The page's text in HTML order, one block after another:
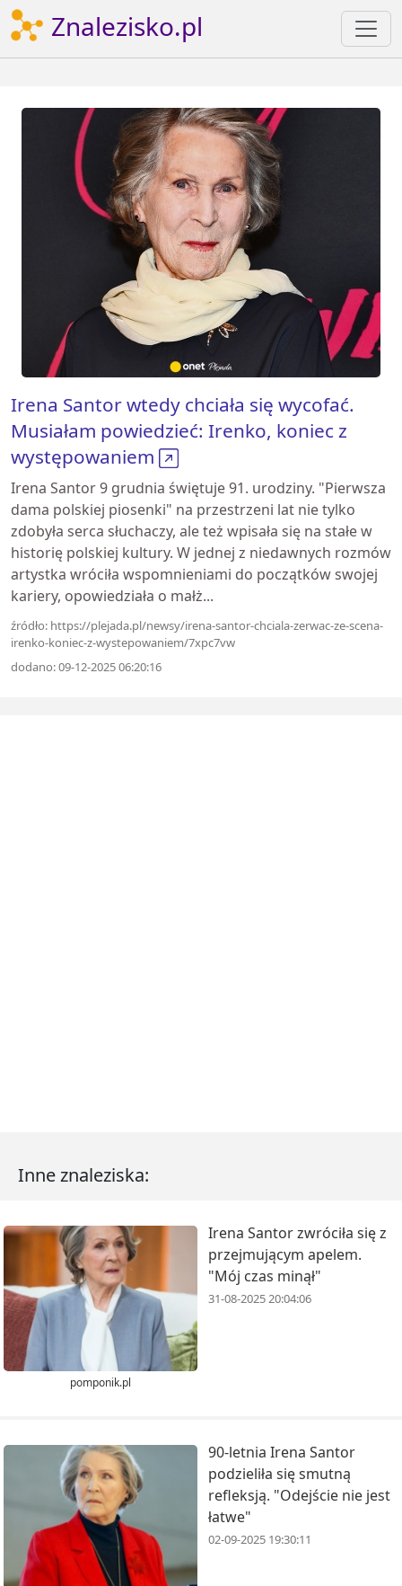
Znalezisko.pl
Irena Santor wtedy chciała się wycofać.
Musiałam powiedzieć: Irenko, koniec z
występowaniem
Irena Santor 9 grudnia świętuje 91. urodziny. "Pierwsza
dama polskiej piosenki" na przestrzeni lat nie tylko
zdobyła serca słuchaczy, ale też wpisała się na stałe w
historię polskiej kultury. W jednej z niedawnych rozmów
artystka wróciła wspomnieniami do początków swojej
kariery, opowiedziała o małż...
źródło: https://plejada.pl/newsy/irena-santor-chciala-zerwac-ze-scena-
irenko-koniec-z-wystepowaniem/7xpc7vw
dodano: 09-12-2025 06:20:16
Inne znaleziska:
pomponik.pl
Irena Santor zwróciła się z
przejmującym apelem.
"Mój czas minął"
31-08-2025 20:04:06
90-letnia Irena Santor
podzieliła się smutną
refleksją. "Odejście nie jest
łatwe"
02-09-2025 19:30:11